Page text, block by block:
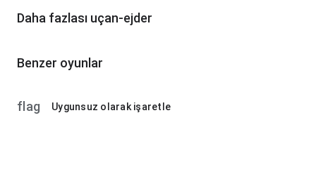
Daha fazlası uçan-ejder
Benzer oyunlar
flag Uygunsuz olarak işaretle